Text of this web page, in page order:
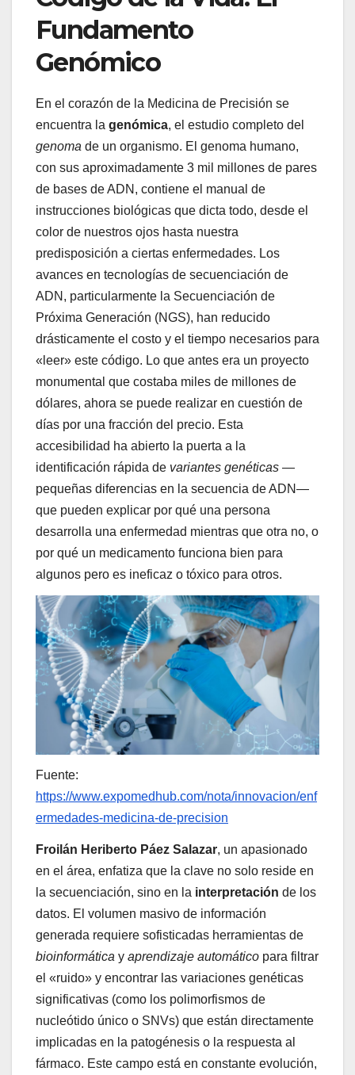
Fundamento
Genómico
En el corazón de la Medicina de Precisión se
encuentra la genómica, el estudio completo del
genoma de un organismo. El genoma humano,
con sus aproximadamente 3 mil millones de pares
de bases de ADN, contiene el manual de
instrucciones biológicas que dicta todo, desde el
color de nuestros ojos hasta nuestra
predisposición a ciertas enfermedades. Los
avances en tecnologías de secuenciación de
ADN, particularmente la Secuenciación de
Próxima Generación (NGS), han reducido
drásticamente el costo y el tiempo necesarios para
«leer» este código. Lo que antes era un proyecto
monumental que costaba miles de millones de
dólares, ahora se puede realizar en cuestión de
días por una fracción del precio. Esta
accesibilidad ha abierto la puerta a la
identificación rápida de variantes genéticas —
pequeñas diferencias en la secuencia de ADN—
que pueden explicar por qué una persona
desarrolla una enfermedad mientras que otra no, o
por qué un medicamento funciona bien para
algunos pero es ineficaz o tóxico para otros.
Fuente:
https://www.expomedhub.com/nota/innovacion/enf
ermedades-medicina-de-precision
Froilán Heriberto Páez Salazar, un apasionado
en el área, enfatiza que la clave no solo reside en
la secuenciación, sino en la interpretación de los
datos. El volumen masivo de información
generada requiere sofisticadas herramientas de
bioinformática y aprendizaje automático para filtrar
el «ruido» y encontrar las variaciones genéticas
significativas (como los polimorfismos de
nucleótido único o SNVs) que están directamente
implicadas en la patogénesis o la respuesta al
fármaco. Este campo está en constante evolución,